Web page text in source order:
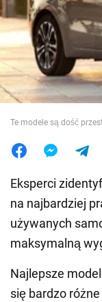
Wojna na
Świat
Jedzenie
Te modele są dość
Eksperci
na najbardziej
używanych
maksymalną
Najlepsze
się bardzo